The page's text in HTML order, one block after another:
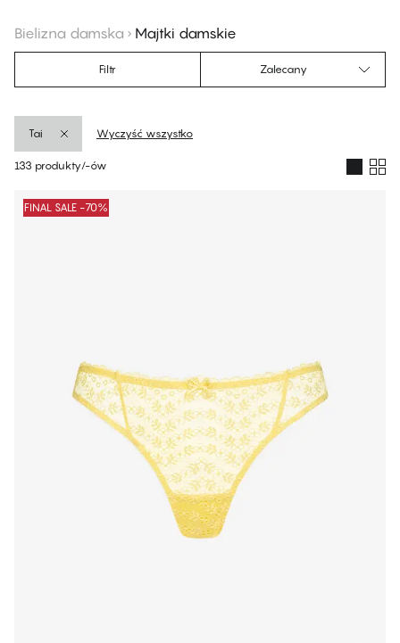
Bielizna damska Majtki damskie
Filtr Zalecany
Tai Wyczyść wszystko
133 produkty/-ów
Produkty
FINAL SALE -70%